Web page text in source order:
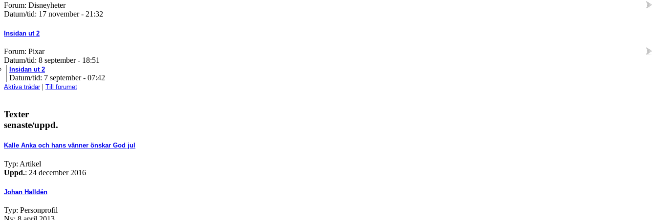
Forum: Disneyheter
Datum/tid: 17 november - 21:32
Insidan ut 2
Forum: Pixar
Datum/tid: 8 september - 18:51
Insidan ut 2
Datum/tid: 7 september - 07:42
Aktiva trådar| Till forumet
Texter
senaste/uppd.
Kalle Anka och hans vänner önskar God jul
Typ: Artikel
Uppd.: 24 december 2016
Johan Halldén
Typ: Personprofil